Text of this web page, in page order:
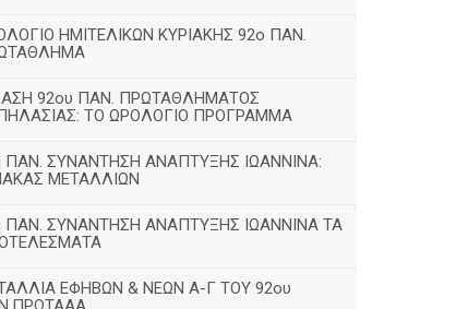
ΗΜΙΤΕΛΙΚΩΝ ΚΥΡΙΑΚΗΣ 92ο ΠΑΝ.
92ου ΠΑΝ. ΠΡΩΤΑΘΛΗΜΑΤΟΣ
ΤΟ ΩΡΟΛΟΓΙΟ ΠΡΟΓΡΑΜΜΑ
ΠΑΝ. ΣΥΝΑΝΤΗΣΗ ΑΝΑΠΤΥΞΗΣ ΙΩΑΝΝΙΝΑ:
ΜΕΤΑΛΛΙΩΝ
ΠΑΝ. ΣΥΝΑΝΤΗΣΗ ΑΝΑΠΤΥΞΗΣ ΙΩΑΝΝΙΝΑ ΤΑ
ΕΦΗΒΩΝ & ΝΕΩΝ Α-Γ ΤΟΥ 92ου